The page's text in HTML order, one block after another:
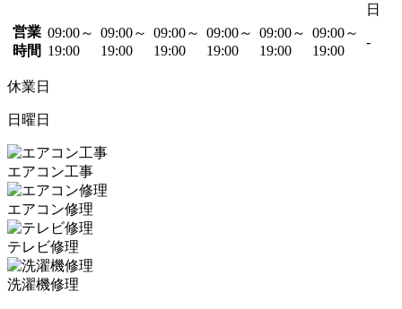
日
営業
時間
09:00～
19:00
09:00～
19:00
09:00～
19:00
09:00～
19:00
09:00～
19:00
09:00～
19:00
-
休業日
日曜日
エアコン工事
エアコン修理
テレビ修理
洗濯機修理